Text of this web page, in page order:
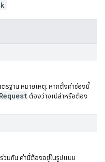
รฐาน หมายเหตุ: หากตั้งค่าช่องนี้
ต้องว่างเปล่าหรือต้อง
วมกัน ค่านี้ต้องอยู่ในรูปแบบ